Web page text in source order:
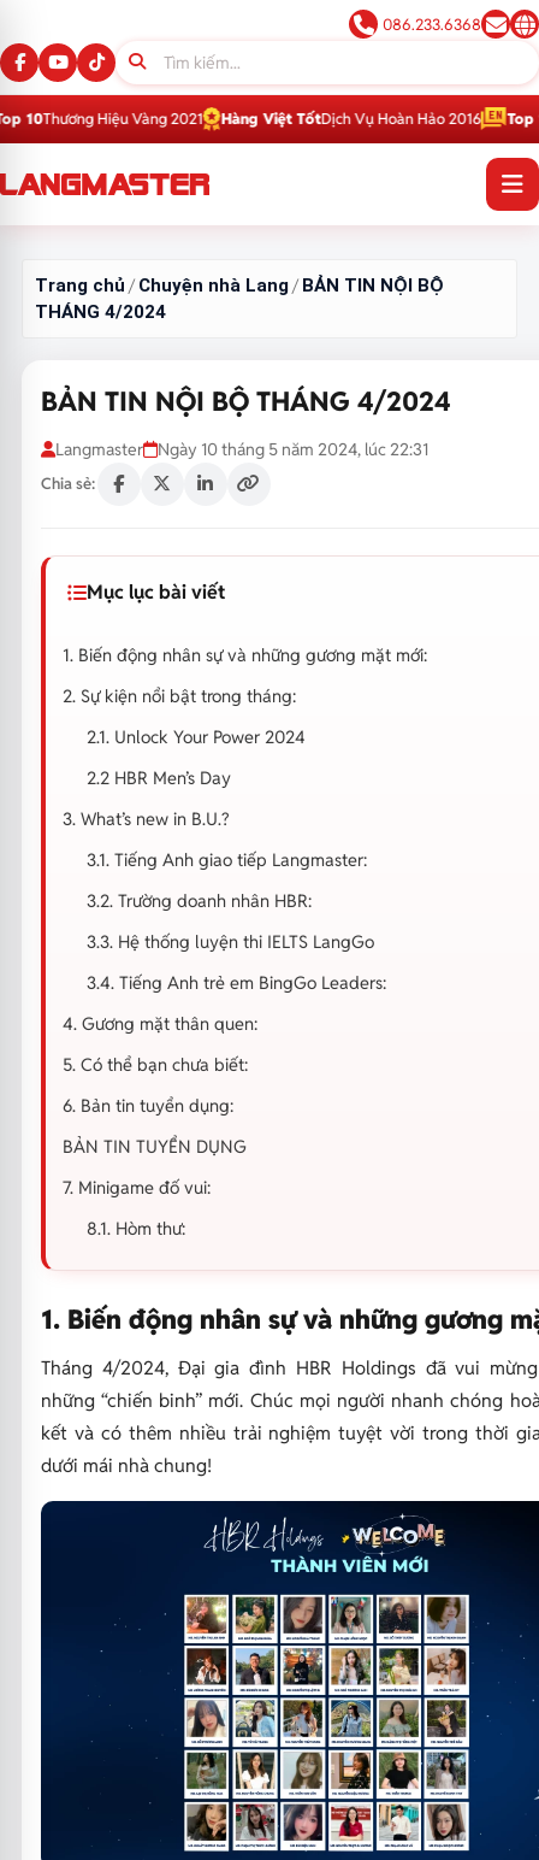
086.233.6368
2021 Hàng Việt TốtDịch Vụ Hoàn Hảo 2016 Top 1Thương Hiệu
Trang chủ /Chuyện nhà Lang/BẢN TIN NỘI BỘ
THÁNG 4/2024
BẢN TIN NỘI BỘ THÁNG 4/2024
Langmaster Ngày 10 tháng 5 năm 2024, lúc 22:31
Chia sẻ:
Mục lục bài viết
1. Biến động nhân sự và những gương mặt mới:
2. Sự kiện nổi bật trong tháng:
2.1. Unlock Your Power 2024
2.2 HBR Men’s Day
3. What’s new in B.U.?
3.1. Tiếng Anh giao tiếp Langmaster:
3.2. Trường doanh nhân HBR:
3.3. Hệ thống luyện thi IELTS LangGo
3.4. Tiếng Anh trẻ em BingGo Leaders:
4. Gương mặt thân quen:
5. Có thể bạn chưa biết:
6. Bản tin tuyển dụng:
BẢN TIN TUYỂN DỤNG
7. Minigame đố vui:
8.1. Hòm thư:
1. Biến động nhân sự và những gương
Tháng 4/2024, Đại gia đình HBR Holdings đã vui
những “chiến binh” mới. Chúc mọi người nhanh chóng
kết và có thêm nhiều trải nghiệm tuyệt vời trong thời
dưới mái nhà chung!